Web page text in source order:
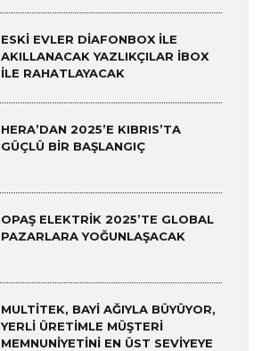
ESKI EVLER DIAFONBOX ILE
AKILLANACAK YAZLIKÇILAR IBOX
ILE RAHATLAYACAK
HERA’DAN 2025’E KIBRIS’TA
GÜÇLÜ BIR BAŞLANGIÇ
OPAŞ ELEKTRIK 2025’TE GLOBAL
PAZARLARA YOĞUNLAŞACAK
MULTITEK, BAYI AĞIYLA BÜYÜYOR,
YERLI ÜRETIMLE MÜŞTERI
MEMNUNIYETINI EN ÜST SEVIYEYE